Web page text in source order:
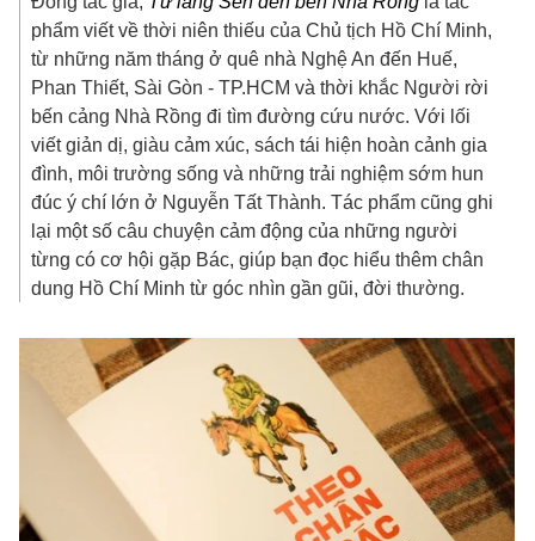
phẩm viết về thời niên thiếu của Chủ tịch Hồ Chí Minh,
từ những năm tháng ở quê nhà Nghệ An đến Huế,
Phan Thiết, Sài Gòn - TP.HCM và thời khắc Người rời
bến cảng Nhà Rồng đi tìm đường cứu nước. Với lối
viết giản dị, giàu cảm xúc, sách tái hiện hoàn cảnh gia
đình, môi trường sống và những trải nghiệm sớm hun
đúc ý chí lớn ở Nguyễn Tất Thành. Tác phẩm cũng ghi
lại một số câu chuyện cảm động của những người
từng có cơ hội gặp Bác, giúp bạn đọc hiểu thêm chân
dung Hồ Chí Minh từ góc nhìn gần gũi, đời thường.